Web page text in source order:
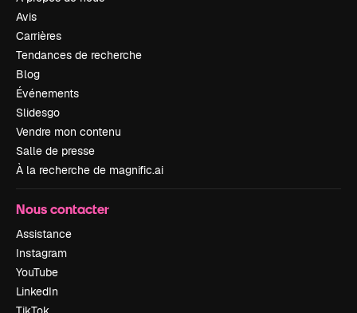
Avis
Carrières
Tendances de recherche
Blog
Événements
Slidesgo
Vendre mon contenu
Salle de presse
À la recherche de magnific.ai
Nous contacter
Assistance
Instagram
YouTube
LinkedIn